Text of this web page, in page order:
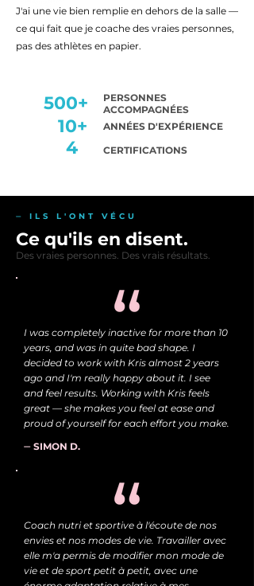
J'ai une vie bien remplie en dehors de la salle —
ce qui fait que je coache des vraies personnes,
pas des athlètes en papier.
500+
PERSONNES
ACCOMPAGNÉES
10+ ANNÉES D'EXPÉRIENCE
4 CERTIFICATIONS
⏤ ILS L'ONT VÉCU
Ce qu'ils en disent.
Des vraies personnes. Des vrais résultats.
I was completely inactive for more than 10
years, and was in quite bad shape. I
decided to work with Kris almost 2 years
ago and I'm really happy about it. I see
and feel results. Working with Kris feels
great — she makes you feel at ease and
proud of yourself for each effort you make.
⏤ SIMON D.
Coach nutri et sportive à l'écoute de nos
envies et nos modes de vie. Travailler avec
elle m'a permis de modifier mon mode de
vie et de sport petit à petit, avec une